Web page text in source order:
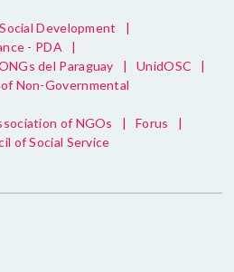
Development
|
- PDA
|
del Paraguay
| UnidOSC
|
Non-Governmental
of NGOs | Forus
|
of Social Service